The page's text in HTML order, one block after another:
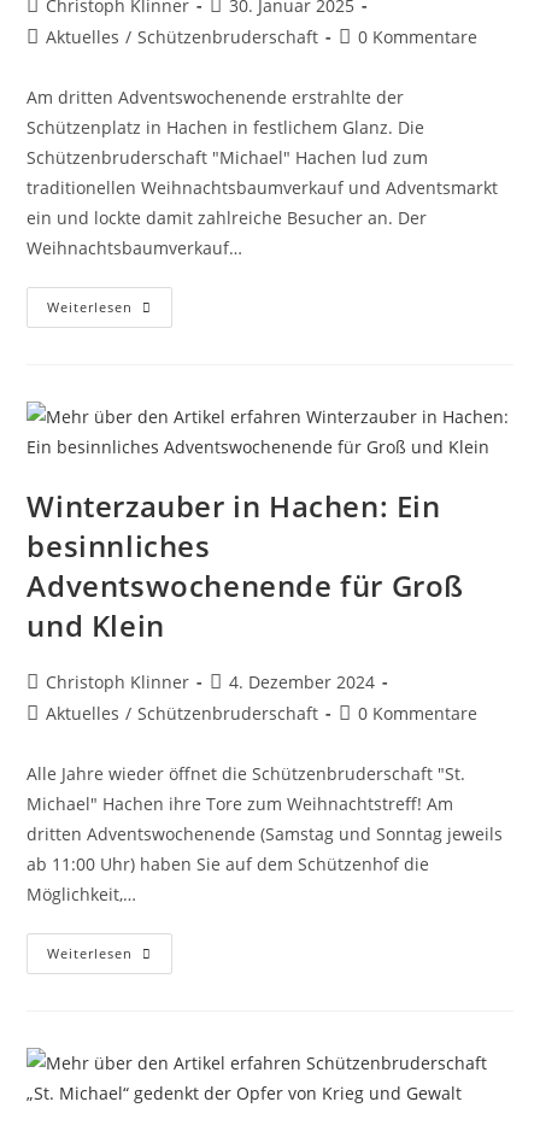
Christoph Klinner
30. Januar 2025
Aktuelles / Schützenbruderschaft 0 Kommentare
Am dritten Adventswochenende erstrahlte der
Schützenplatz in Hachen in festlichem Glanz. Die
Schützenbruderschaft "Michael" Hachen lud zum
traditionellen Weihnachtsbaumverkauf und Adventsmarkt
ein und lockte damit zahlreiche Besucher an. Der
Weihnachtsbaumverkauf…
Weiterlesen
Winterzauber in Hachen: Ein
besinnliches
Adventswochenende für Groß
und Klein
Christoph Klinner
4. Dezember 2024
Aktuelles / Schützenbruderschaft 0 Kommentare
Alle Jahre wieder öffnet die Schützenbruderschaft "St.
Michael" Hachen ihre Tore zum Weihnachtstreff! Am
dritten Adventswochenende (Samstag und Sonntag jeweils
ab 11:00 Uhr) haben Sie auf dem Schützenhof die
Möglichkeit,…
Weiterlesen